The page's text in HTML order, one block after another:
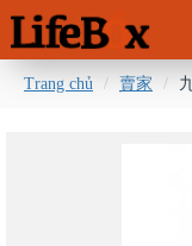
Trang chủ 賣家